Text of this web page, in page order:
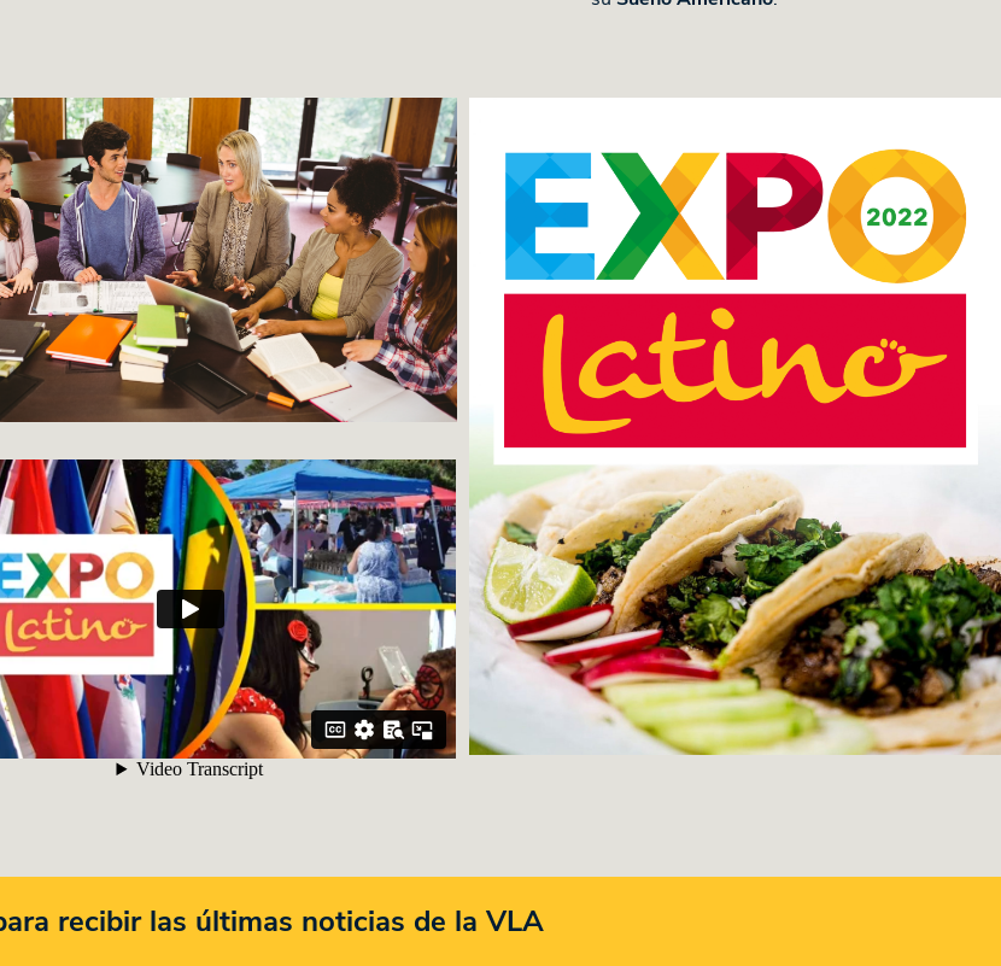
recibir las últimas noticias de la VLA